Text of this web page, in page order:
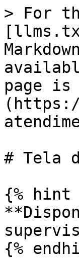
> For
page is
# Tela
{% hint
{%